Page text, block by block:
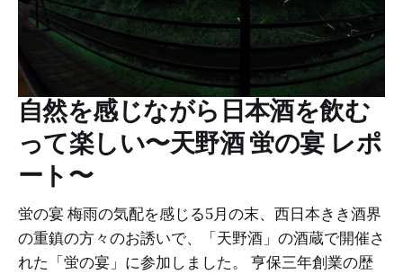
自然を感じながら日本酒を飲む
って楽しい〜天野酒 蛍の宴 レポ
ート〜
蛍の宴 梅雨の気配を感じる5月の末、西日本きき酒界
の重鎮の方々のお誘いで、「天野酒」の酒蔵で開催さ
れた「蛍の宴」に参加しました。 亨保三年創業の歴